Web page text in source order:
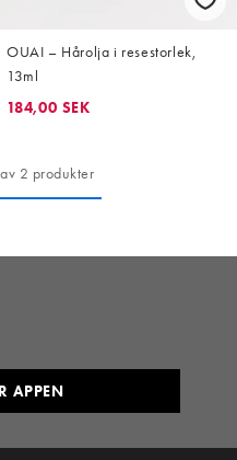
OUAI – Hårolja i resestorlek,
13ml
184,00 SEK
2 produkter
APPEN